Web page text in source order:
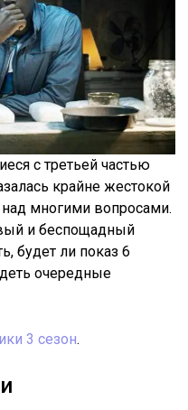
с третьей частью
крайне жестокой
многими вопросами.
и беспощадный
будет ли показ 6
очередные
3 сезон.